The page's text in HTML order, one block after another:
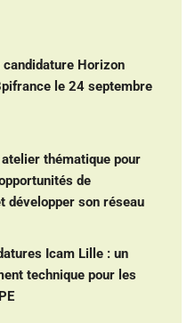
candidature Horizon
le 24 septembre
atelier thématique pour
de
développer son réseau
Icam Lille : un
technique pour les